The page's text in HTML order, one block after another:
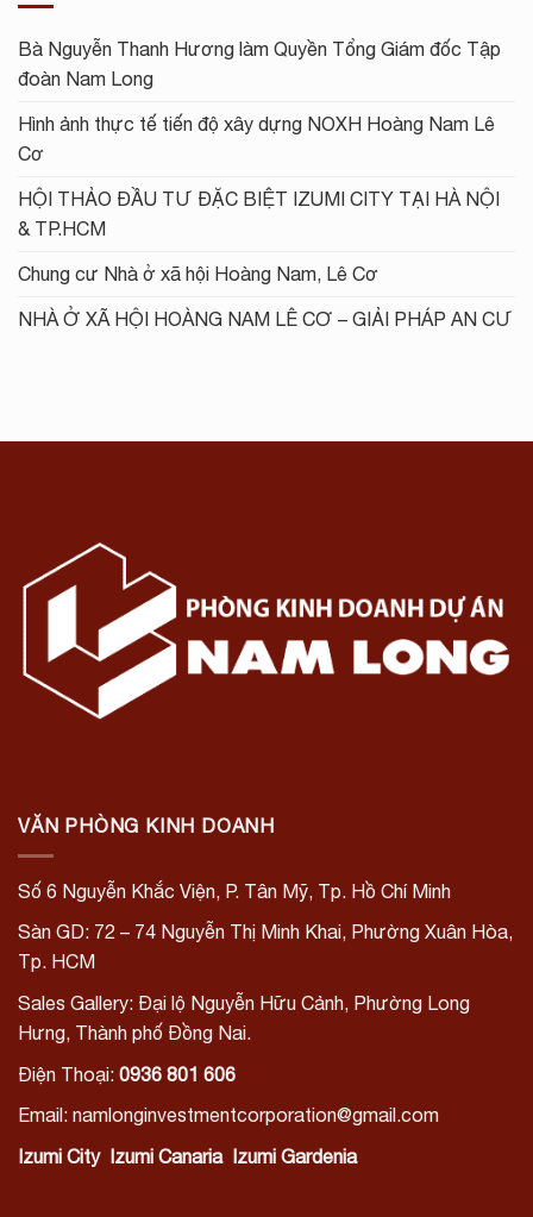
Bà Nguyễn Thanh Hương làm Quyền Tổng Giám đốc Tập
đoàn Nam Long
Hình ảnh thực tế tiến độ xây dựng NOXH Hoàng Nam Lê
Cơ
HỘI THẢO ĐẦU TƯ ĐẶC BIỆT IZUMI CITY TẠI HÀ NỘI
& TP.HCM
Chung cư Nhà ở xã hội Hoàng Nam, Lê Cơ
NHÀ Ở XÃ HỘI HOÀNG NAM LÊ CƠ – GIẢI PHÁP AN CƯ
VĂN PHÒNG KINH DOANH
Số 6 Nguyễn Khắc Viện, P. Tân Mỹ, Tp. Hồ Chí Minh
Sàn GD: 72 – 74 Nguyễn Thị Minh Khai, Phường Xuân Hòa,
Tp. HCM
Sales Gallery: Đại lộ Nguyễn Hữu Cảnh, Phường Long
Hưng, Thành phố Đồng Nai.
Điện Thoại: 0936 801 606
Email: namlonginvestmentcorporation@gmail.com
Izumi City Izumi Canaria Izumi Gardenia